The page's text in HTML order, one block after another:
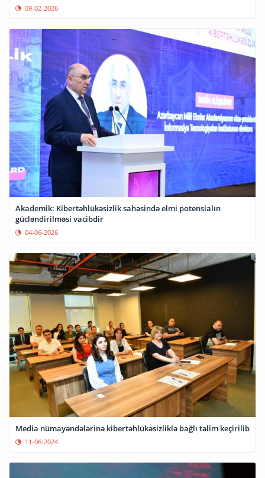
09-02-2026
Akademik: Kibertəhlükəsizlik sahəsində elmi potensialın
gücləndirilməsi vacibdir
04-06-2026
Media nümayəndələrinə kibertəhlükəsizliklə bağlı təlim keçirilib
11-06-2024